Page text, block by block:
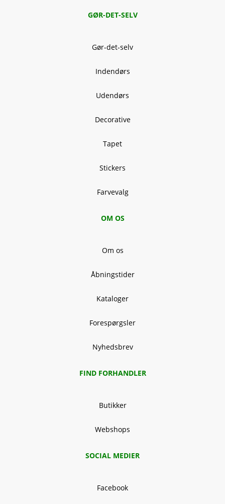
GØR-DET-SELV
Gør-det-selv
Indendørs
Udendørs
Decorative
Tapet
Stickers
Farvevalg
OM OS
Om os
Åbningstider
Kataloger
Forespørgsler
Nyhedsbrev
FIND FORHANDLER
Butikker
Webshops
SOCIAL MEDIER
Facebook